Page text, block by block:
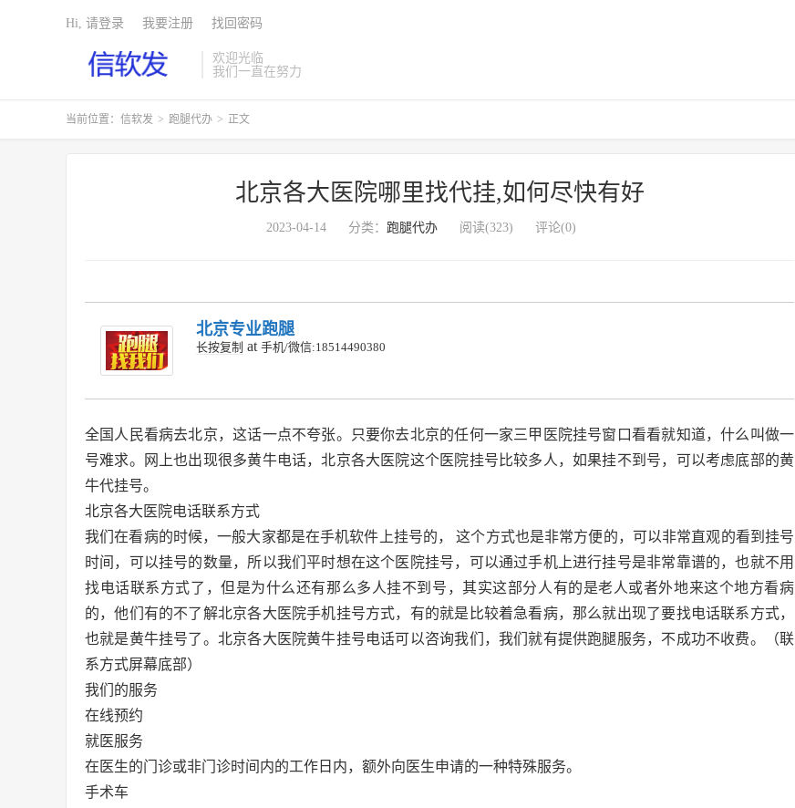
欢迎光临
我们一直在努力
Hi, 请登录 我要注册 找回密码
当前位置： 信软发 > 跑腿代办 > 正文
北京各大医院哪里找代挂,如何尽快有好
2023-04-14 分类： 跑腿代办 阅读(323) 评论(0)
北京专业跑腿
长按复制 at 手机/微信:18514490380
全国人民看病去北京，这话一点不夸张。只要你去北京的任何一家三甲医院挂号窗口看看就知道，什么叫做一
号难求。网上也出现很多黄牛电话，北京各大医院这个医院挂号比较多人，如果挂不到号，可以考虑底部的黄
牛代挂号。
北京各大医院电话联系方式
我们在看病的时候，一般大家都是在手机软件上挂号的， 这个方式也是非常方便的，可以非常直观的看到挂号
时间，可以挂号的数量，所以我们平时想在这个医院挂号，可以通过手机上进行挂号是非常靠谱的，也就不用
找电话联系方式了，但是为什么还有那么多人挂不到号，其实这部分人有的是老人或者外地来这个地方看病
的，他们有的不了解北京各大医院手机挂号方式，有的就是比较着急看病，那么就出现了要找电话联系方式，
也就是黄牛挂号了。北京各大医院黄牛挂号电话可以咨询我们，我们就有提供跑腿服务，不成功不收费。（联
系方式屏幕底部）
我们的服务
在线预约
就医服务
在医生的门诊或非门诊时间内的工作日内，额外向医生申请的一种特殊服务。
手术车